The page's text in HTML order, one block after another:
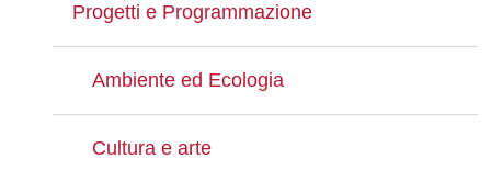
Progetti e Programmazione
Ambiente ed Ecologia
Cultura e arte